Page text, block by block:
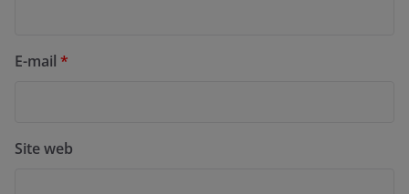
E-mail *
Site web